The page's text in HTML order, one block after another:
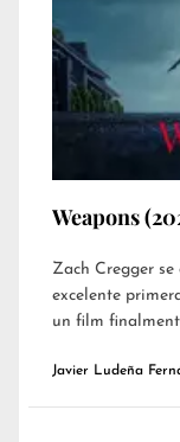
Weapons
Zach Cregger
excelente
un film
Javier Ludeña